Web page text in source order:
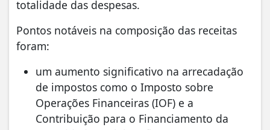
totalidade das despesas.
Pontos notáveis na composição das receitas
foram:
um aumento significativo na arrecadação
de impostos como o Imposto sobre
Operações Financeiras (IOF) e a
Contribuição para o Financiamento da